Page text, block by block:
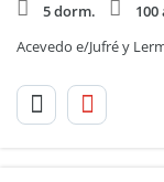
5 dorm.
100
Acevedo e/Jufré y